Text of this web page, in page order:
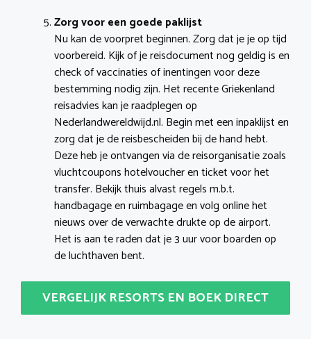
Zorg voor een goede paklijst
Nu kan de voorpret beginnen. Zorg dat je je op tijd
voorbereid. Kijk of je reisdocument nog geldig is en
check of vaccinaties of inentingen voor deze
bestemming nodig zijn. Het recente Griekenland
reisadvies kan je raadplegen op
Nederlandwereldwijd.nl. Begin met een inpaklijst en
zorg dat je de reisbescheiden bij de hand hebt.
Deze heb je ontvangen via de reisorganisatie zoals
vluchtcoupons hotelvoucher en ticket voor het
transfer. Bekijk thuis alvast regels m.b.t.
handbagage en ruimbagage en volg online het
nieuws over de verwachte drukte op de airport.
Het is aan te raden dat je 3 uur voor boarden op
de luchthaven bent.
VERGELIJK RESORTS EN BOEK DIRECT